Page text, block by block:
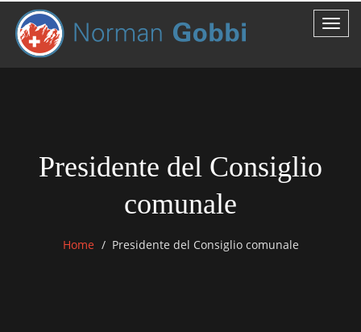
Presidente del Consiglio
comunale
Home Presidente del Consiglio comunale